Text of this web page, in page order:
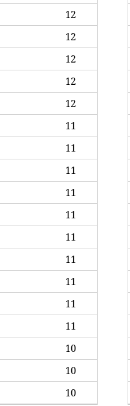
12
12
12
12
12
11
11
11
11
11
11
11
11
11
11
10
10
10